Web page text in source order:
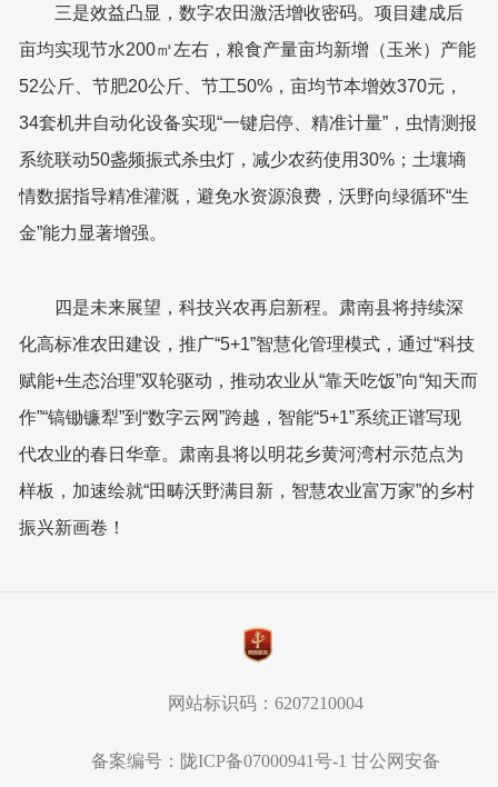
三是效益凸显，数字农田激活增收密码。项目建成后
亩均实现节水200㎥左右，粮食产量亩均新增（玉米）产能
52公斤、节肥20公斤、节工50%，亩均节本增效370元，
34套机井自动化设备实现“一键启停、精准计量”，虫情测报
系统联动50盏频振式杀虫灯，减少农药使用30%；土壤墒
情数据指导精准灌溉，避免水资源浪费，沃野向绿循环“生
金”能力显著增强。
四是未来展望，科技兴农再启新程。肃南县将持续深
化高标准农田建设，推广“5+1”智慧化管理模式，通过“科技
赋能+生态治理”双轮驱动，推动农业从“靠天吃饭”向“知天而
作”“镐锄镰犁”到“数字云网”跨越，智能“5+1”系统正谱写现
代农业的春日华章。肃南县将以明花乡黄河湾村示范点为
样板，加速绘就“田畴沃野满目新，智慧农业富万家”的乡村
振兴新画卷！
网站标识码：6207210004
备案编号：陇ICP备07000941号-1 甘公网安备